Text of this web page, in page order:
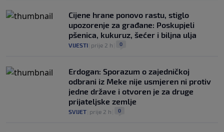
Cijene hrane ponovo rastu, stiglo
upozorenje za građane: Poskupjeli
pšenica, kukuruz, šećer i biljna ulja
VIJESTI prije 2 h 0
Erdogan: Sporazum o zajedničkoj
odbrani iz Meke nije usmjeren ni protiv
jedne države i otvoren je za druge
prijateljske zemlje
SVIJET prije 2 h 0